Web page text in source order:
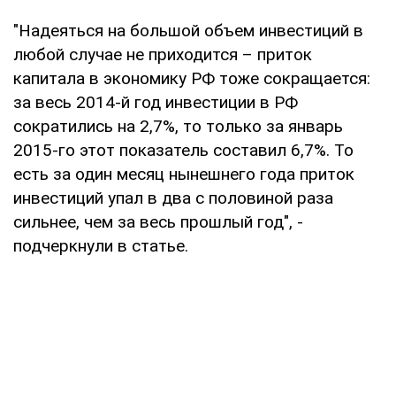
"Надеяться на большой объем инвестиций в
любой случае не приходится – приток
капитала в экономику РФ тоже сокращается:
за весь 2014-й год инвестиции в РФ
сократились на 2,7%, то только за январь
2015-го этот показатель составил 6,7%. То
есть за один месяц нынешнего года приток
инвестиций упал в два с половиной раза
сильнее, чем за весь прошлый год", -
подчеркнули в статье.